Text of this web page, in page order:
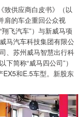
供应商白皮书》（以
肩的车企重回公众视
飞汽车”）与新威马项
马汽车科技集团有限公
、苏州威马智慧出行科
简称“威马四公司”）
EX5和E.5车型。新股东